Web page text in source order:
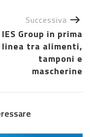
Successiva
IES Group in prima
linea tra alimenti,
tamponi e
mascherine